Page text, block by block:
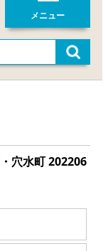
メニュー
穴水町 202206